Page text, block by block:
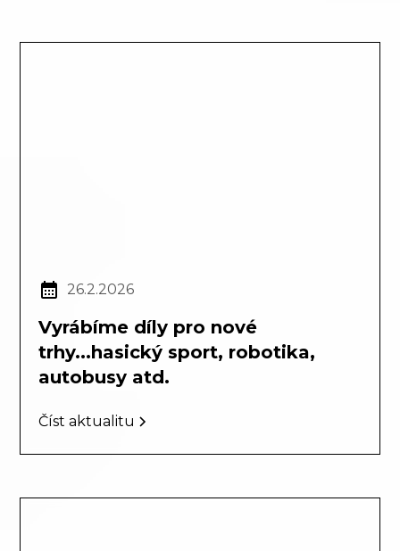
26.2.2026
Vyrábíme díly pro nové
trhy...hasický sport, robotika,
autobusy atd.
Číst aktualitu